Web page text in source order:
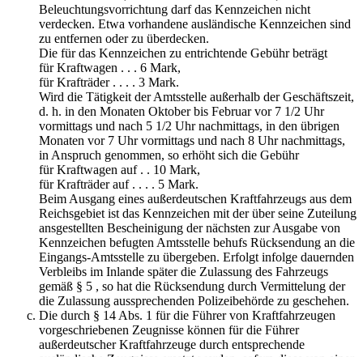
Beleuchtungsvorrichtung darf das Kennzeichen nicht
verdecken. Etwa vorhandene ausländische Kennzeichen sind
zu entfernen oder zu überdecken.
Die für das Kennzeichen zu entrichtende Gebühr beträgt
für Kraftwagen . . . 6 Mark,
für Krafträder . . . . 3 Mark.
Wird die Tätigkeit der Amtsstelle außerhalb der Geschäftszeit,
d. h. in den Monaten Oktober bis Februar vor 7 1/2 Uhr
vormittags und nach 5 1/2 Uhr nachmittags, in den übrigen
Monaten vor 7 Uhr vormittags und nach 8 Uhr nachmittags,
in Anspruch genommen, so erhöht sich die Gebühr
für Kraftwagen auf . . 10 Mark,
für Krafträder auf . . . . 5 Mark.
Beim Ausgang eines außerdeutschen Kraftfahrzeugs aus dem
Reichsgebiet ist das Kennzeichen mit der über seine Zuteilung
ansgestellten Bescheinigung der nächsten zur Ausgabe von
Kennzeichen befugten Amtsstelle behufs Rücksendung an die
Eingangs-Amtsstelle zu übergeben. Erfolgt infolge dauernden
Verbleibs im Inlande später die Zulassung des Fahrzeugs
gemäß § 5 , so hat die Rücksendung durch Vermittelung der
die Zulassung aussprechenden Polizeibehörde zu geschehen.
Die durch § 14 Abs. 1 für die Führer von Kraftfahrzeugen
vorgeschriebenen Zeugnisse können für die Führer
außerdeutscher Kraftfahrzeuge durch entsprechende